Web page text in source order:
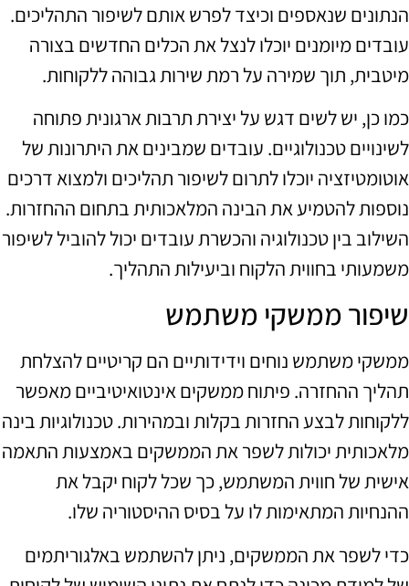
הנתונים שנאספים וכיצד לפרש אותם לשיפור התהליכים.
עובדים מיומנים יוכלו לנצל את הכלים החדשים בצורה
מיטבית, תוך שמירה על רמת שירות גבוהה ללקוחות.
כמו כן, יש לשים דגש על יצירת תרבות ארגונית פתוחה
לשינויים טכנולוגיים. עובדים שמבינים את היתרונות של
אוטומטיזציה יוכלו לתרום לשיפור תהליכים ולמצוא דרכים
נוספות להטמיע את הבינה המלאכותית בתחום ההחזרות.
השילוב בין טכנולוגיה והכשרת עובדים יכול להוביל לשיפור
משמעותי בחווית הלקוח וביעילות התהליך.
שיפור ממשקי משתמש
ממשקי משתמש נוחים וידידותיים הם קריטיים להצלחת
תהליך ההחזרה. פיתוח ממשקים אינטואיטיביים מאפשר
ללקוחות לבצע החזרות בקלות ובמהירות. טכנולוגיות בינה
מלאכותית יכולות לשפר את הממשקים באמצעות התאמה
אישית של חווית המשתמש, כך שכל לקוח יקבל את
ההנחיות המתאימות לו על בסיס ההיסטוריה שלו.
כדי לשפר את הממשקים, ניתן להשתמש באלגוריתמים